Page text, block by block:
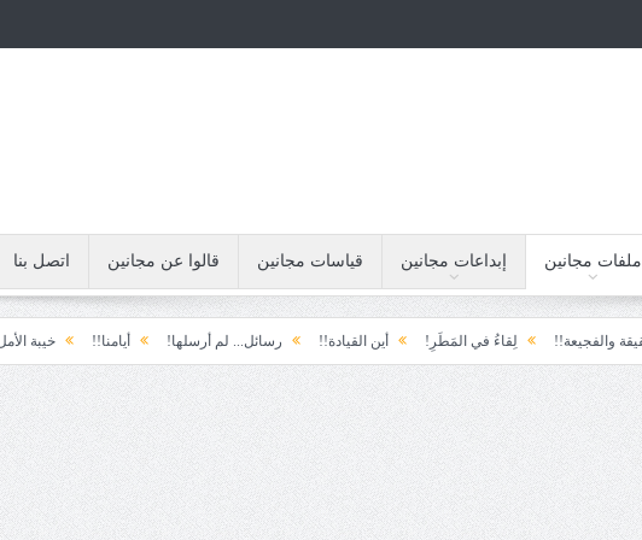
ملفات مجانين إبداعات مجانين قياسات مجانين قالوا عن مجانين اتصل بنا
لِقاءُ في المَطَرِ! أين القيادة!! رسائل... لم أرسلها! أيامنا!! خيبة الأمل.... الأولى!